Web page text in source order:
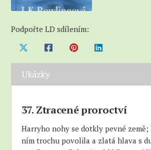
Podpořte LD sdílením:
Ukázky
37. Ztracené proroctví
Harryho nohy se dotkly pevné
ním trochu povolila a zlatá hlava s